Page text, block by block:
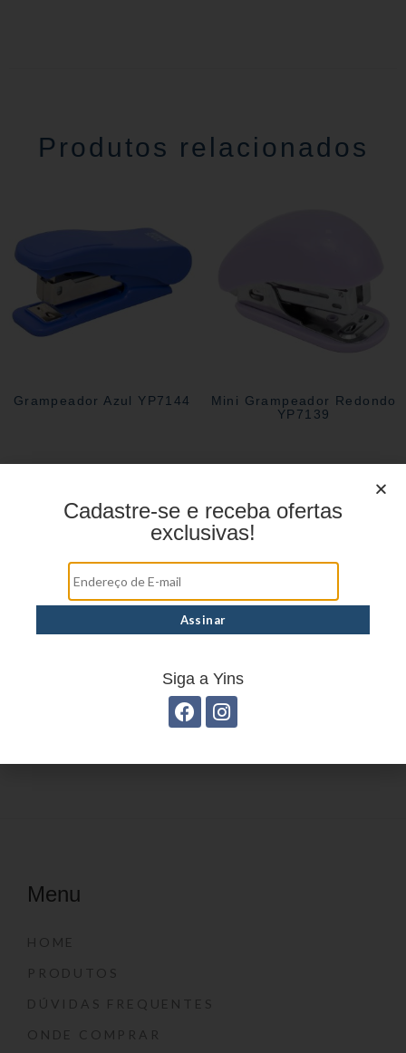
Produtos relacionados
Grampeador Azul YP7144
Mini Grampeador Redondo
YP7139
Grampo Galvanizado
MINI GRAMPEADOR
Menu
HOME
PRODUTOS
DÚVIDAS FREQUENTES
ONDE COMPRAR
Cadastre-se e receba ofertas
exclusivas!
Siga a Yins